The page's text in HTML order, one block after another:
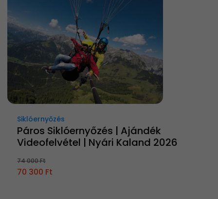
Siklóernyőzés
Páros Siklóernyőzés | Ajándék
Videofelvétel | Nyári Kaland 2026
74 000 Ft
70 300 Ft